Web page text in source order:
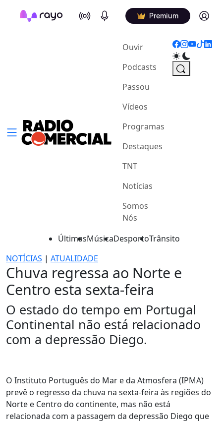
On Air Podcasts Premium Log in
Ouvir(current)
Podcasts
Passou
Vídeos
Programas
Destaques
TNT
Notícias
Somos
Nós
ÚltimasMúsicaDesportoTrânsito
NOTÍCIAS | ATUALIDADE
Chuva regressa ao Norte e
Centro esta sexta-feira
O estado do tempo em Portugal
Continental não está relacionado
com a depressão Diego.
O Instituto Português do Mar e da Atmosfera (IPMA)
prevê o regresso da chuva na sexta-feira às regiões do
Norte e Centro do continente, mas não está
relacionada com a passagem da depressão Diego que